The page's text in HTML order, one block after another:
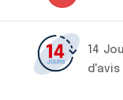
14
d'avis